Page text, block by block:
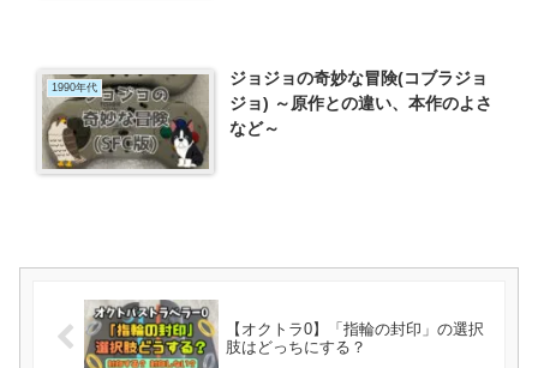
1990年代
ジョジョの奇妙な冒険(コブラジョ
ジョ) ～原作との違い、本作のよさ
など～
【オクトラ0】「指輪の封印」の選択
肢はどっちにする？